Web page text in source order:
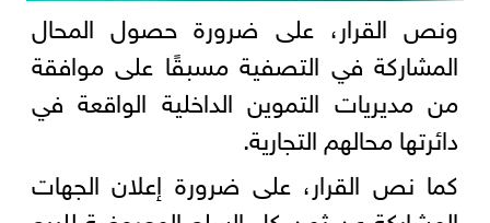
ونص القرار، على ضرورة حصول المحال
المشاركة في التصفية مسبقًا على موافقة
من مديريات التموين الداخلية الواقعة في
دائرتها محالهم التجارية.
كما نص القرار، على ضرورة إعلان الجهات